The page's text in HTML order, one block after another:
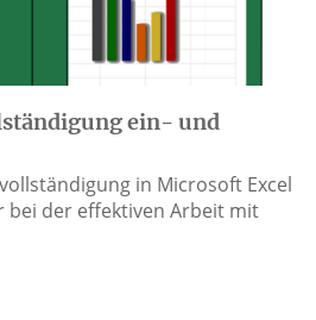
ein- und
in Microsoft Excel
bei der effektiven Arbeit mit